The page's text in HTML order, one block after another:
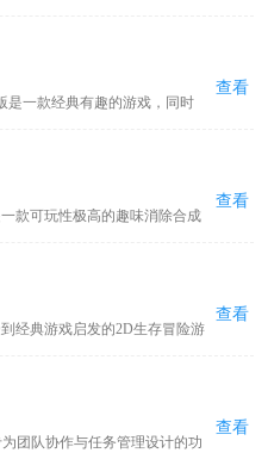
其变得更加活灵活现，给予了
戏的操作十分简单，与前作基
常细致的新手引导系统，玩家
是一款经典有趣的游戏，同时
体效果也显得更加的突出，给
，而小鸟角色得益于在3D画面
爱，相信能给玩家带来别样的
查看
款可玩性极高的趣味消除合成
情节，能让玩家沉浸其中，尽
来别具一格的消除游戏体验，
畅玩。
查看
经典游戏启发的2D生存冒险游
体验。在游戏中充满了探索的
上探索、收集资源、打造工具
的区域。
查看
团队协作与任务管理设计的功
查看